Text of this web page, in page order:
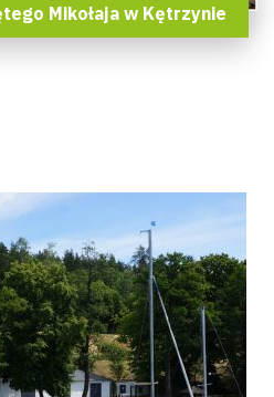
Mikołaja w Kętrzynie